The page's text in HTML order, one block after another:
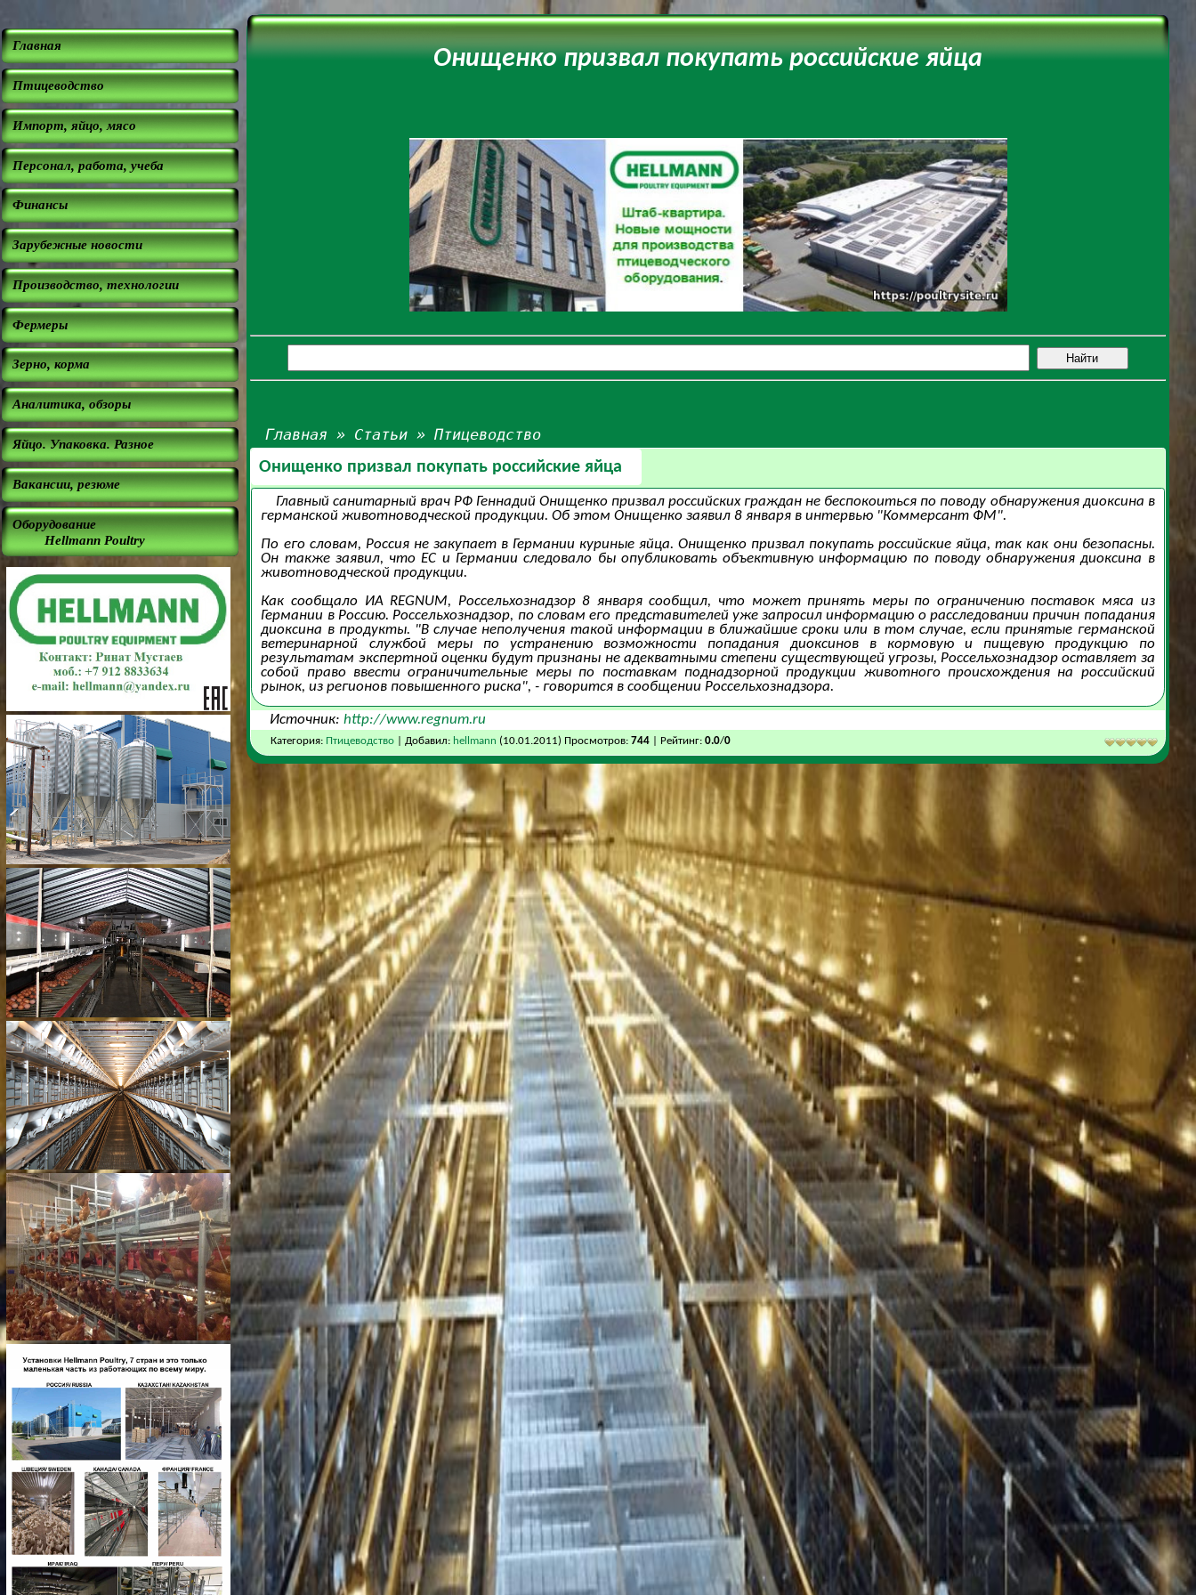
Главная
Птицеводство
Импорт, яйцо, мясо
Персонал, работа, учеба
Финансы
Зарубежные новости
Производство, технологии
Фермеры
Зерно, корма
Аналитика, обзоры
Яйцо. Упаковка. Разное
Вакансии, резюме
Оборудование
Hellmann Poultry
Онищенко призвал покупать российские яйца
Главная » Статьи »Птицеводство
Онищенко призвал покупать российские яйца
Главный санитарный врач РФ Геннадий Онищенко призвал российских граждан не беспокоиться по поводу обнаружения диоксина в
германской животноводческой продукции. Об этом Онищенко заявил 8 января в интервью "Коммерсант ФМ".
По его словам, Россия не закупает в Германии куриные яйца. Онищенко призвал покупать российские яйца, так как они безопасны.
Он также заявил, что ЕС и Германии следовало бы опубликовать объективную информацию по поводу обнаружения диоксина в
животноводческой продукции.
Как сообщало ИА REGNUM, Россельхознадзор 8 января сообщил, что может принять меры по ограничению поставок мяса из
Германии в Россию. Россельхознадзор, по словам его представителей уже запросил информацию о расследовании причин попадания
диоксина в продукты. "В случае неполучения такой информации в ближайшие сроки или в том случае, если принятые германской
ветеринарной службой меры по устранению возможности попадания диоксинов в кормовую и пищевую продукцию по
результатам экспертной оценки будут признаны не адекватными степени существующей угрозы, Россельхознадзор оставляет за
собой право ввести ограничительные меры по поставкам поднадзорной продукции животного происхождения на российский
рынок, из регионов повышенного риска", - говорится в сообщении Россельхознадзора.
Источник: http://www.regnum.ru
Категория: Птицеводство| Добавил: hellmann (10.01.2011) Просмотров: 744| Рейтинг: 0.0/0